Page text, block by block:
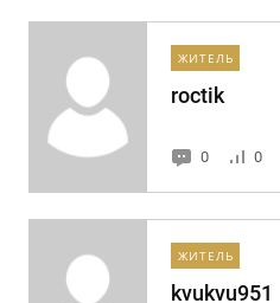
ЖИТЕЛЬ
roctik
0 0
ЖИТЕЛЬ
kvukvu951